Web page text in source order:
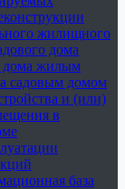
жилищного
дома
дома жилым
садовым домом
и (или)
в
база